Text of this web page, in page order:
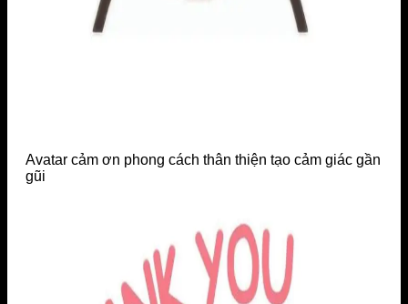
Avatar cảm ơn phong cách thân thiện tạo cảm giác gần
gũi